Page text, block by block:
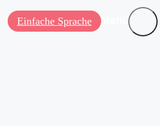
Einfache Sprache Menü